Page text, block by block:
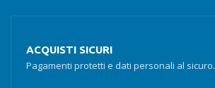
ACQUISTI SICURI
Pagamenti protetti e dati personali al sicuro.